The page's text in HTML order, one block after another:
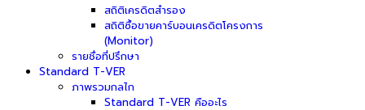
สถิติเครดิตสำรอง
สถิติซื้อขายคาร์บอนเครดิตโครงการ
(Monitor)
รายชื่อที่ปรึกษา
Standard T-VER
ภาพรวมกลไก
Standard T-VER คืออะไร